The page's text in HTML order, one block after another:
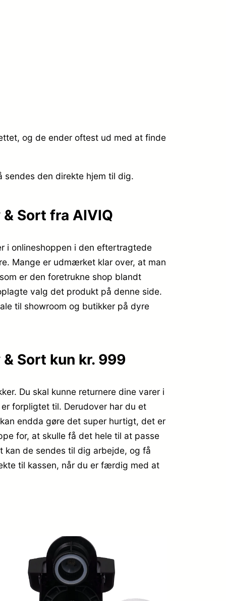
og de ender oftest ud med at finde
sendes den direkte hjem til dig.
Sort fra AIVIQ
i onlineshoppen i den eftertragtede
Mange er udmærket klar over, at man
er den foretrukne shop blandt
valg det produkt på denne side.
til showroom og butikker på dyre
Sort kun kr. 999
Du skal kunne returnere dine varer i
forpligtet til. Derudover har du et
endda gøre det super hurtigt, det er
for, at skulle få det hele til at passe
kan de sendes til dig arbejde, og få
til kassen, når du er færdig med at